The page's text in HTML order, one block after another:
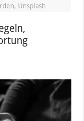
Unsplash